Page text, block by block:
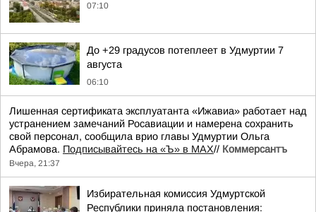
07:10
До +29 градусов потеплеет в Удмуртии 7
августа
06:10
Лишенная сертификата эксплуатанта «Ижавиа» работает над
устранением замечаний Росавиации и намерена сохранить
свой персонал, сообщила врио главы Удмуртии Ольга
Абрамова. Подписывайтесь на «Ъ» в MAX// Коммерсантъ
Вчера, 21:37
Избирательная комиссия Удмуртской
Республики приняла постановления: